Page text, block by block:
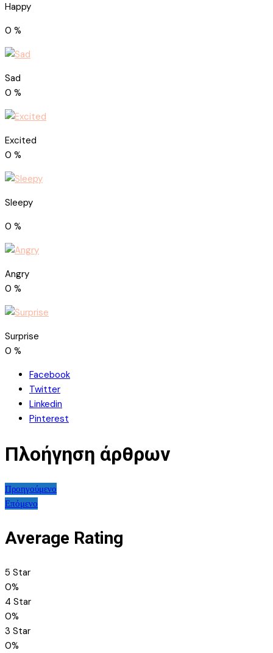
Happy
0 %
Sad
0 %
Excited
0 %
Sleepy
0 %
Angry
0 %
Surprise
0 %
Facebook
Twitter
Linkedin
Pinterest
Πλοήγηση άρθρων
Προηγούμενο
Επόμενο
Average Rating
5 Star
0%
4 Star
0%
3 Star
0%